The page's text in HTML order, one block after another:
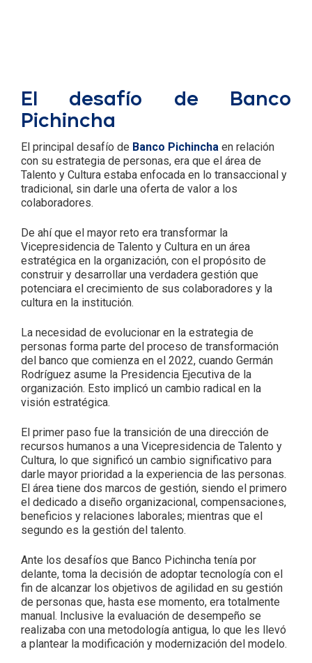
El desafío de Banco
Pichincha
El principal desafío de Banco Pichincha en relación
con su estrategia de personas, era que el área de
Talento y Cultura estaba enfocada en lo transaccional y
tradicional, sin darle una oferta de valor a los
colaboradores.
De ahí que el mayor reto era transformar la
Vicepresidencia de Talento y Cultura en un área
estratégica en la organización, con el propósito de
construir y desarrollar una verdadera gestión que
potenciara el crecimiento de sus colaboradores y la
cultura en la institución.
La necesidad de evolucionar en la estrategia de
personas forma parte del proceso de transformación
del banco que comienza en el 2022, cuando Germán
Rodríguez asume la Presidencia Ejecutiva de la
organización. Esto implicó un cambio radical en la
visión estratégica.
El primer paso fue la transición de una dirección de
recursos humanos a una Vicepresidencia de Talento y
Cultura, lo que significó un cambio significativo para
darle mayor prioridad a la experiencia de las personas.
El área tiene dos marcos de gestión, siendo el primero
el dedicado a diseño organizacional, compensaciones,
beneficios y relaciones laborales; mientras que el
segundo es la gestión del talento.
Ante los desafíos que Banco Pichincha tenía por
delante, toma la decisión de adoptar tecnología con el
fin de alcanzar los objetivos de agilidad en su gestión
de personas que, hasta ese momento, era totalmente
manual. Inclusive la evaluación de desempeño se
realizaba con una metodología antigua, lo que les llevó
a plantear la modificación y modernización del modelo.